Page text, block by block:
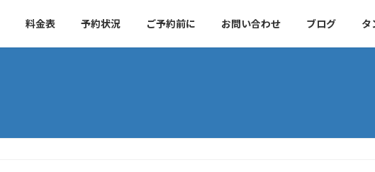
料金表 予約状況 ご予約前に お問い合わせ ブログ タ